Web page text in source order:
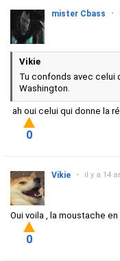
mister Cbass •
Vikie
Tu confonds avec celui
Washington.
ah oui celui qui donne la
0
Vikie • il y a 14
Oui voila , la moustache en
0